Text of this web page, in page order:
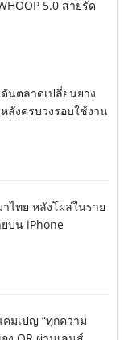
5.0 สายรัด
ดันตลาดเปลี่ยนยาง
ลังครบวงรอบใช้งาน
ไทย หลังโผล่ในราย
บน iPhone
มเปญ “ทุกความ